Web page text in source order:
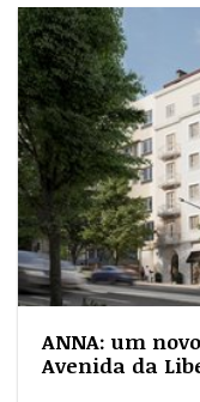
ANNA: um
Avenida da